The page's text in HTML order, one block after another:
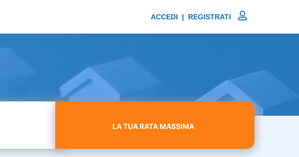
ACCEDI | REGISTRATI
LA TUA RATA MASSIMA